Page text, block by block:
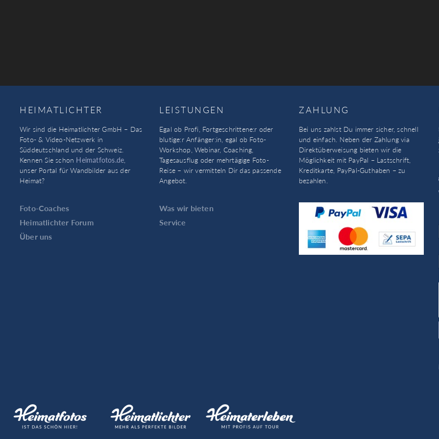
HEIMATLICHTER
Wir sind die Heimatlichter GmbH – Das
Foto- & Video-Netzwerk in
Süddeutschland und der Schweiz.
Kennen Sie schon Heimatfotos.de,
unser Portal für Wandbilder aus der
Heimat?
Foto-Coaches
Heimatlichter Forum
Über uns
LEISTUNGEN
Egal ob Profi, Fortgeschrittene:r oder
blutige:r Anfänger:in, egal ob Foto-
Workshop, Webinar, Coaching,
Tagesausflug oder mehrtägige Foto-
Reise – wir vermitteln Dir das passende
Angebot.
Was wir bieten
Service
ZAHLUNG
Bei uns zahlst Du immer sicher, schnell
und einfach. Neben der Zahlung via
Direktüberweisung bieten wir die
Möglichkeit mit PayPal – Lastschrift,
Kreditkarte, PayPal-Guthaben – zu
bezahlen.
N
i